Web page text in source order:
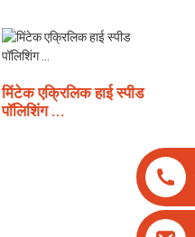
मिंटेक एक्रिलिक हाई स्पीड
पॉलिशिंग ...